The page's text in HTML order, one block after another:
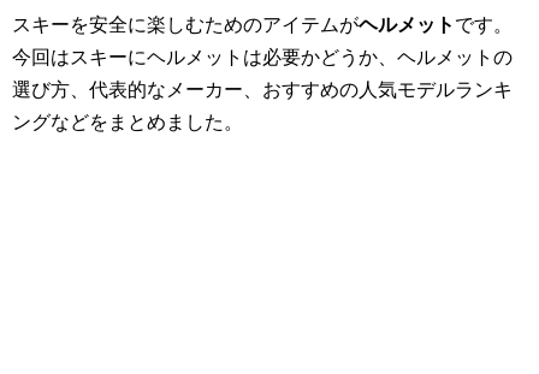
スキーを安全に楽しむためのアイテムがヘルメット です。
今回はスキーにヘルメットは必要かどうか、ヘルメットの
選び方、代表的なメーカー、おすすめの人気モデルランキ
ングなどをまとめました。